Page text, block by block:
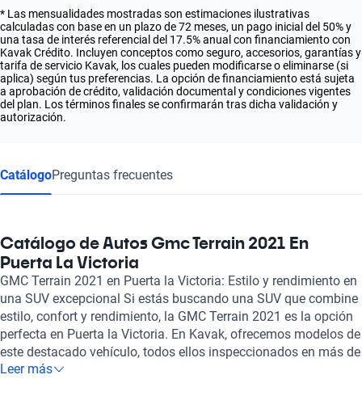
* Las mensualidades mostradas son estimaciones ilustrativas
calculadas con base en un plazo de 72 meses, un pago inicial del 50% y
una tasa de interés referencial del 17.5% anual con financiamiento con
Kavak Crédito. Incluyen conceptos como seguro, accesorios, garantías y
tarifa de servicio Kavak, los cuales pueden modificarse o eliminarse (si
aplica) según tus preferencias. La opción de financiamiento está sujeta
a aprobación de crédito, validación documental y condiciones vigentes
del plan. Los términos finales se confirmarán tras dicha validación y
autorización.
CatálogoPreguntas frecuentes
Catálogo de Autos Gmc Terrain 2021 En
Puerta La Victoria
GMC Terrain 2021 en Puerta la Victoria: Estilo y rendimiento en
una SUV excepcional Si estás buscando una SUV que combine
estilo, confort y rendimiento, la GMC Terrain 2021 es la opción
perfecta en Puerta la Victoria. En Kavak, ofrecemos modelos de
este destacado vehículo, todos ellos inspeccionados en más de
240 puntos para garantizar su estado mecánico y estético. Esto
Leer más